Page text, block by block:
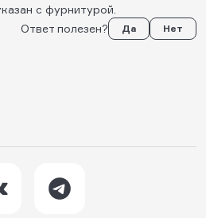
с фурнитурой.
Ответ полезен?
Да Нет